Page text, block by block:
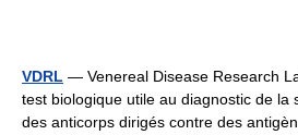
VDRL — Venereal Disease Research
test biologique utile au diagnostic de la
des anticorps dirigés contre des